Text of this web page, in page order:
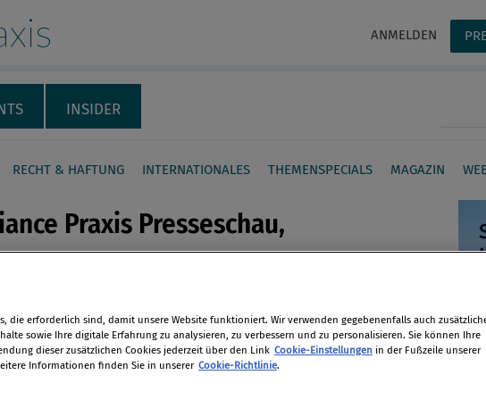
ANMELDEN
INSIDER
RECHT & HAFTUNG INTERNATIONALES THEMENSPECIALS MAGAZIN
Praxis Presseschau,
die erforderlich sind, damit unsere Website funktioniert. Wir verwenden gegebenenfalls auch
sowie Ihre digitale Erfahrung zu analysieren, zu verbessern und zu personalisieren. Sie können Ihre
dieser zusätzlichen Cookies jederzeit über den Link Cookie-Einstellungen in der Fußzeile unserer
Informationen finden Sie in unserer Cookie-Richtlinie.